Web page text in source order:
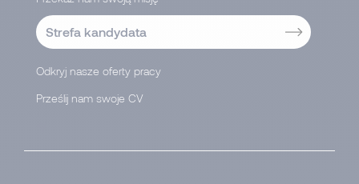
Strefa kandydata
Odkryj nasze oferty pracy
Prześlij nam swoje CV